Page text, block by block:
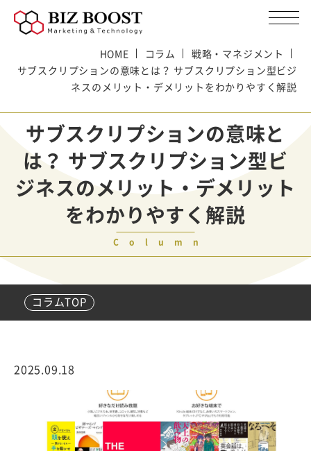
HOME コラム
戦略・マネジメント
サブスクリプションの意味とは？ サブスクリプション型ビジ
ネスのメリット・デメリットをわかりやすく解説
サブスクリプションの意味と
は？ サブスクリプション型ビ
ジネスのメリット・デメリット
をわかりやすく解説
Column
コラムTOP
2025.09.18